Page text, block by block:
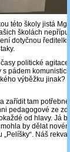
této školy jistá
školách
dotyčnou
politické
pádem
výběžku jinak?
zařídit tam
pedagogové ze
od hlavy. Já
by dělat
Náš